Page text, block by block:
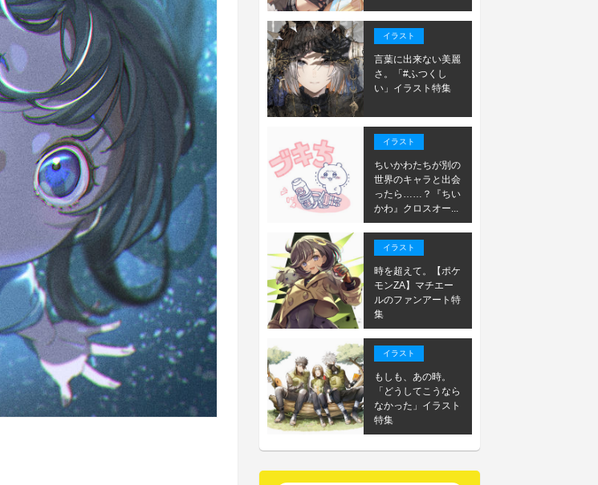
イラスト
言葉に出来ない美麗
さ。「#ふつくし
い」イラスト特集
イラスト
ちいかわたちが別の
世界のキャラと出会
ったら……？『ちい
かわ』クロスオー...
イラスト
時を超えて。【ポケ
モンZA】マチエー
ルのファンアート特
集
イラスト
もしも、あの時。
「どうしてこうなら
なかった」イラスト
特集